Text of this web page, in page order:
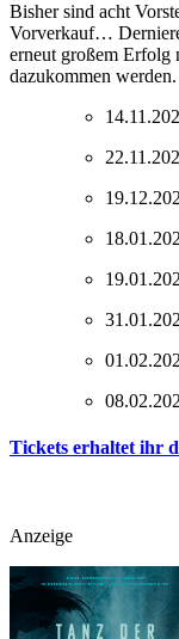
Bisher sind acht
Vorverkauf…
erneut großem Erfolg
dazukommen
Tickets erhaltet ihr
Anzeige